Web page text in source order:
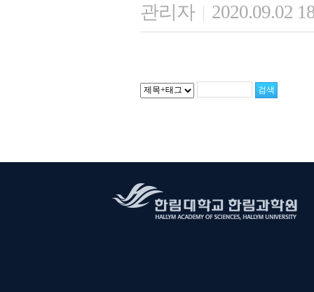
관리자 | 2020.09.02